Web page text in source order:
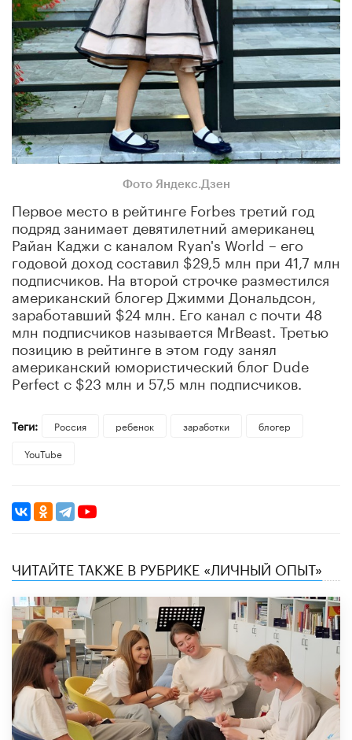
Фото Яндекс.Дзен
Первое место в рейтинге Forbes третий год
подряд занимает девятилетний американец
Райан Каджи с каналом Ryan's World – его
годовой доход составил $29,5 млн при 41,7 млн
подписчиков. На второй строчке разместился
американский блогер Джимми Дональдсон,
заработавший $24 млн. Его канал с почти 48
млн подписчиков называется MrBeast. Третью
позицию в рейтинге в этом году занял
американский юмористический блог Dude
Perfect с $23 млн и 57,5 млн подписчиков.
Теги: Россия ребенок заработки
блогер
YouTube
ЧИТАЙТЕ ТАКЖЕ В РУБРИКЕ «ЛИЧНЫЙ ОПЫТ»